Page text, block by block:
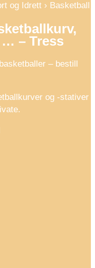
og Idrett › Basketball
… – Tress
– bestill
og -stativer